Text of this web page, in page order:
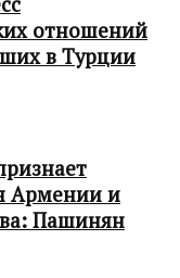
отношений
в Турции
Армении и
Пашинян